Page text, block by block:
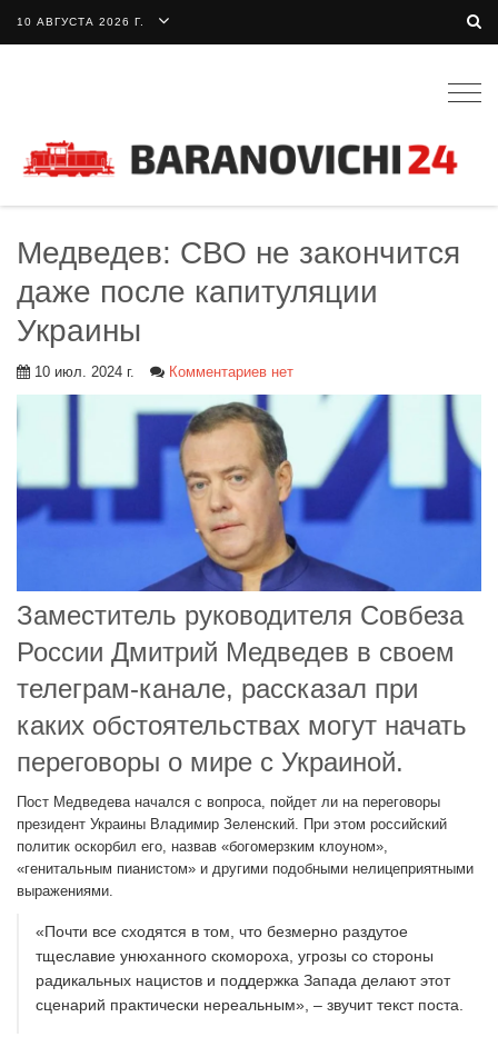
10 АВГУСТА 2026 Г.
Медведев: СВО не закончится
даже после капитуляции
Украины
10 июл. 2024 г. Комментариев нет
Заместитель руководителя Совбеза
России Дмитрий Медведев в своем
телеграм-канале, рассказал при
каких обстоятельствах могут начать
переговоры о мире с Украиной.
Пост Медведева начался с вопроса, пойдет ли на переговоры
президент Украины Владимир Зеленский. При этом российский
политик оскорбил его, назвав «богомерзким клоуном»,
«генитальным пианистом» и другими подобными нелицеприятными
выражениями.
«Почти все сходятся в том, что безмерно раздутое
тщеславие унюханного скомороха, угрозы со стороны
радикальных нацистов и поддержка Запада делают этот
сценарий практически нереальным», – звучит текст поста.